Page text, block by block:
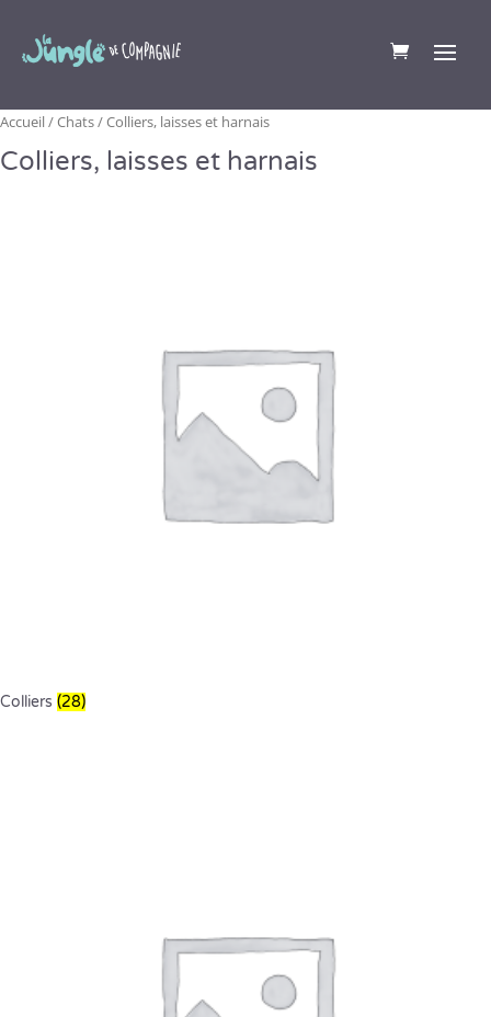
Accueil/Chats/ Colliers, laisses et harnais
Colliers, laisses et harnais
Colliers (28)